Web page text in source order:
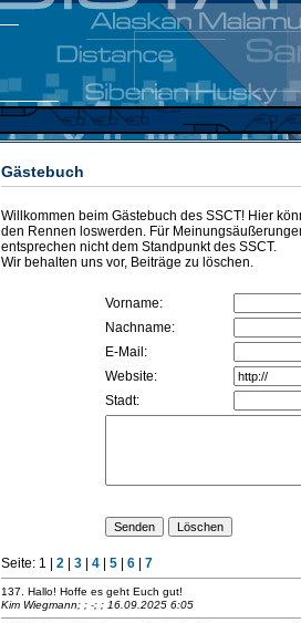
Gästebuch
Willkommen beim Gästebuch des SSCT! Hier
den Rennen loswerden. Für
entsprechen nicht dem Standpunkt des SSCT.
Wir behalten uns vor, Beiträge zu löschen.
Vorname:
Nachname:
E-Mail:
Website:
Stadt:
Seite: 1 2 3 4 5 6 7
137. Hallo! Hoffe es geht Euch gut!
Kim Wiegmann; ; -; ; 16.09.2025 6:05